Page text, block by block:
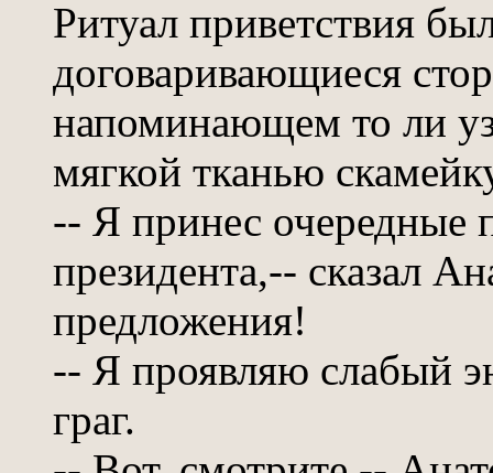
Ритуал приветствия
договаривающиеся
напоминающем то ли
мягкой тканью
-- Я принес очередные
президента,-- сказал
предложения!
-- Я проявляю слабый
граг.